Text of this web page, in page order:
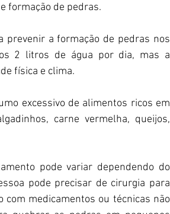
formação de pedras.
prevenir a formação de pedras nos
2 litros de água por dia, mas a
física e clima.
excessivo de alimentos ricos em
carne vermelha, queijos,
pode variar dependendo do
pode precisar de cirurgia para
medicamentos ou técnicas não